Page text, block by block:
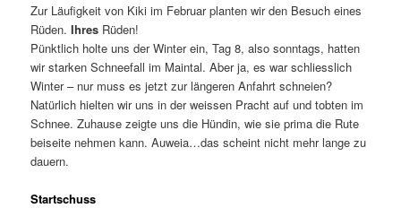
Zur Läufigkeit von Kiki im Februar planten wir den Besuch eines
Rüden.Ihres Rüden!
Pünktlich holte uns der Winter ein, Tag 8, also sonntags, hatten
wir starken Schneefall im Maintal. Aber ja, es war schliesslich
Winter – nur muss es jetzt zur längeren Anfahrt schneien?
Natürlich hielten wir uns in der weissen Pracht auf und tobten im
Schnee. Zuhause zeigte uns die Hündin, wie sie prima die Rute
beiseite nehmen kann. Auweia…das scheint nicht mehr lange zu
dauern.
Startschuss